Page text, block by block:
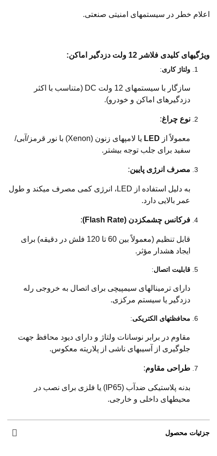
اعلام خطر در سیستمهای امنیتی صنعتی.
ویژگیهای کلیدی فلاشر 12 ولت دزدگیر اماکن:
ولتاژ کاری:
سازگار با سیستمهای 12 ولت DC (متناسب با اکثر
دزدگیرهای اماکن و خودرو).
نوع چراغ:
معمولاً از LED
یا لامپهای زنون (Xenon) با نور قرمز/آبی/
سفید برای جلب توجه بیشتر.
مصرف انرژی پایین:
به دلیل استفاده از LED، انرژی کمی مصرف میکند و طول
عمر بالایی دارد.
فرکانس چشمکزدن (Flash Rate) :
قابل تنظیم (معمولاً بین 60 تا 120 فلش در دقیقه) برای
ایجاد هشدار مؤثر.
قابلیت اتصال:
دارای ترمینالهای سیمپیچی برای اتصال به خروجی رله
دزدگیر یا سیستم مرکزی.
محافظتهای الکتریکی:
مقاوم در برابر نوسانات ولتاژ و دارای دیود محافظ جهت
جلوگیری از آسیبهای ناشی از پلاریته معکوس.
طراحی مقاوم:
بدنه پلاستیکی ضدآب (IP65) یا فلزی برای نصب در
محیطهای داخلی و خارجی.
جزئیات محصول